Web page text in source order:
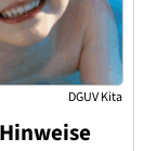
DGUV Kita